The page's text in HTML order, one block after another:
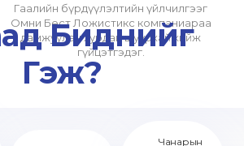
Гаалийн бүрдүүлэлтийн үйлчилгээг
Омни Бест Ложистикс компаниараа
дамжуулан хурдан шуурхай хийж
гүйцэтгэдэг.
Биднийг
Гэж?
Чанарын